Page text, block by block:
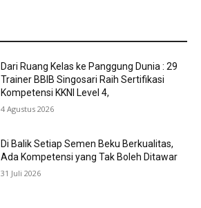
Dari Ruang Kelas ke Panggung Dunia : 29
Trainer BBIB Singosari Raih Sertifikasi
Kompetensi KKNI Level 4,
4 Agustus 2026
Di Balik Setiap Semen Beku Berkualitas,
Ada Kompetensi yang Tak Boleh Ditawar
31 Juli 2026